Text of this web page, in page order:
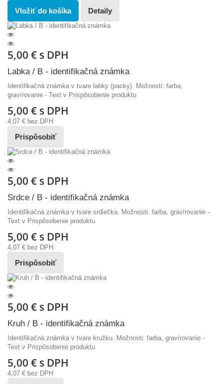
Vložiť do košíka Detaily
5,00 € s DPH
Labka / B - identifikačná známka
Identifikačná známka v tvare labky (packy). Možnosti: farba,
gravírovanie - Text v Prispôsobenie produktu
5,00 € s DPH
4,07 € bez DPH
Prispôsobiť
5,00 € s DPH
Srdce / B - identifikačná známka
Identifikačná známka v tvare srdiečka. Možnosti: farba, gravírovanie -
Text v Prispôsobenie produktu
5,00 € s DPH
4,07 € bez DPH
Prispôsobiť
5,00 € s DPH
Kruh / B - identifikačná známka
Identifikačná známka v tvare kružku. Možnosti: farba, gravírovanie -
Text v Prispôsobenie produktu
5,00 € s DPH
4,07 € bez DPH